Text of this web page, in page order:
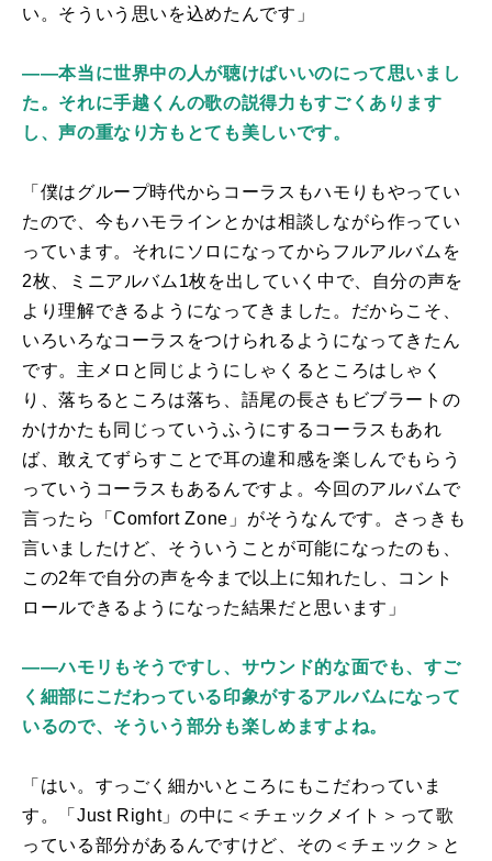
い。そういう思いを込めたんです」
――本当に世界中の人が聴けばいいのにって思いまし
た。それに手越くんの歌の説得力もすごくあります
し、声の重なり方もとても美しいです。
「僕はグループ時代からコーラスもハモりもやってい
たので、今もハモラインとかは相談しながら作ってい
っています。それにソロになってからフルアルバムを
2枚、ミニアルバム1枚を出していく中で、自分の声を
より理解できるようになってきました。だからこそ、
いろいろなコーラスをつけられるようになってきたん
です。主メロと同じようにしゃくるところはしゃく
り、落ちるところは落ち、語尾の長さもビブラートの
かけかたも同じっていうふうにするコーラスもあれ
ば、敢えてずらすことで耳の違和感を楽しんでもらう
っていうコーラスもあるんですよ。今回のアルバムで
言ったら「Comfort Zone 」がそうなんです。さっきも
言いましたけど、そういうことが可能になったのも、
この2年で自分の声を今まで以上に知れたし、コント
ロールできるようになった結果だと思います」
――ハモリもそうですし、サウンド的な面でも、すご
く細部にこだわっている印象がするアルバムになって
いるので、そういう部分も楽しめますよね。
「はい。すっごく細かいところにもこだわっていま
す。「 Just Right」の中に＜チェックメイト＞って歌
っている部分があるんですけど、その＜チェック＞と